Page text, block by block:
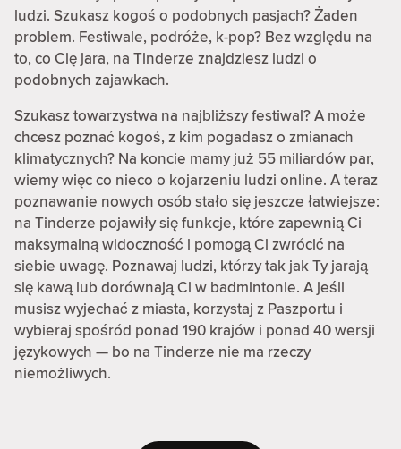
ludzi. Szukasz kogoś o podobnych pasjach? Żaden
problem. Festiwale, podróże, k-pop? Bez względu na
to, co Cię jara, na Tinderze znajdziesz ludzi o
podobnych zajawkach.
Szukasz towarzystwa na najbliższy festiwal? A może
chcesz poznać kogoś, z kim pogadasz o zmianach
klimatycznych? Na koncie mamy już 55 miliardów par,
wiemy więc co nieco o kojarzeniu ludzi online. A teraz
poznawanie nowych osób stało się jeszcze łatwiejsze:
na Tinderze pojawiły się funkcje, które zapewnią Ci
maksymalną widoczność i pomogą Ci zwrócić na
siebie uwagę. Poznawaj ludzi, którzy tak jak Ty jarają
się kawą lub dorównają Ci w badmintonie. A jeśli
musisz wyjechać z miasta, korzystaj z Paszportu i
wybieraj spośród ponad 190 krajów i ponad 40 wersji
językowych — bo na Tinderze nie ma rzeczy
niemożliwych.